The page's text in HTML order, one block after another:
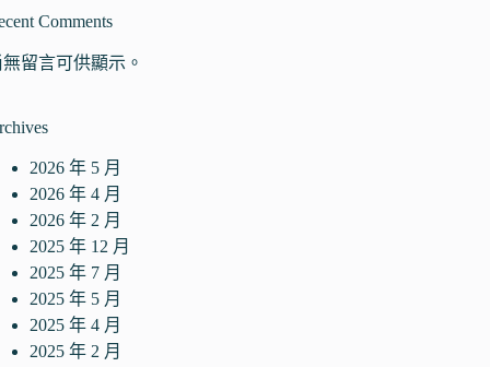
Comments
留言可供顯示。
2026 年 5 月
2026 年 4 月
2026 年 2 月
2025 年 12 月
2025 年 7 月
2025 年 5 月
2025 年 4 月
2025 年 2 月